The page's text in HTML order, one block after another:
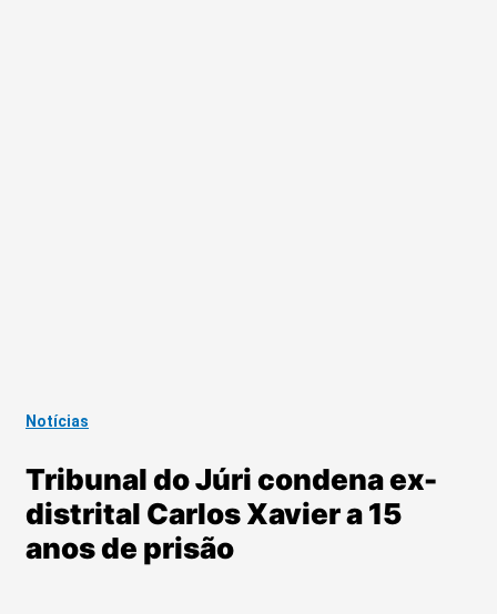
Notícias
Tribunal do Júri condena ex-
distrital Carlos Xavier a 15
anos de prisão